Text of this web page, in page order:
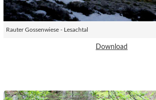
Rauter Gossenwiese - Lesachtal
Download